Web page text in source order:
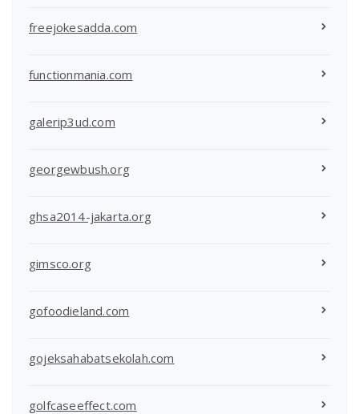
freejokesadda.com
functionmania.com
galerip3ud.com
georgewbush.org
ghsa2014-jakarta.org
gimsco.org
gofoodieland.com
gojeksahabatsekolah.com
golfcaseeffect.com